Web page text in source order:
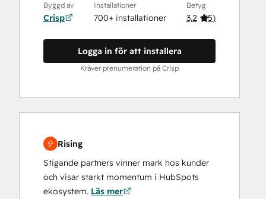
Byggd av
Crisp
Installationer
700+ installationer
Betyg
3,2 (5)
Logga in för att installera
Kräver prenumeration på Crisp
Rising
Stigande partners vinner mark hos kunder
och visar starkt momentum i HubSpots
ekosystem. Läs mer